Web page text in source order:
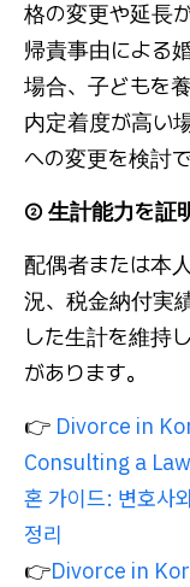
格の変更や延長
帰責事由による
場合、子どもを
内定着度が高い
への変更を検討で
② 生計能力を証
配偶者または本
況、税金納付実
した生計を維持
があります。
👉 Divorce in
Consulting a
혼 가이드: 변호사
정리
👉Divorce in